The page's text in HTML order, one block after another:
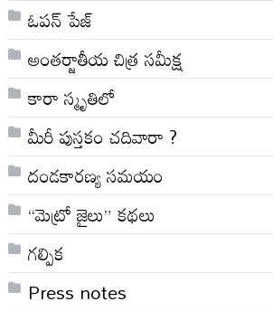
ఓపన్ పేజ్
అంతర్జాతీయ చిత్ర సమీక్ష
కారా స్మృతిలో
మీరీ పుస్తకం చదివారా ?
దండకారణ్య సమయం
“మెట్రో జైలు” కథలు
గల్పిక
Press notes